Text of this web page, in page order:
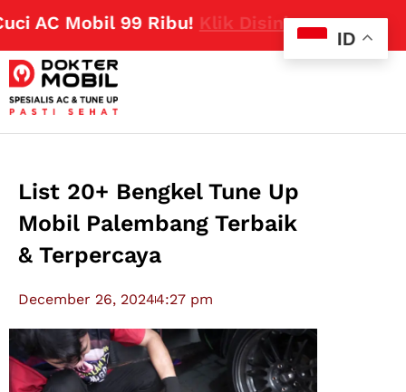
Mobil 99 Ribu!Klik Disini
List 20+ Bengkel Tune Up
Mobil Palembang Terbaik
& Terpercaya
December 26, 20244:27 pm
ID